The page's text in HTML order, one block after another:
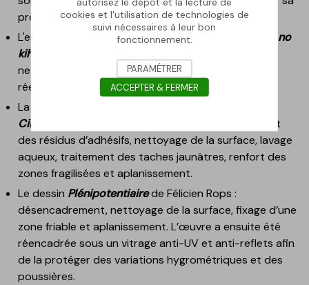
protection.
L'estampe japonaiseEdo hakkei no uchi : Takanawa no
kihan
nettoyage de la surface, aplanissement et
réencadrement sous vitre anti-UV et anti-reflets.
La revue
Cinquième année, n°108 du 15 octobre 1893
: retrait
des résidus d’adhésifs, nettoyage de la surface, lavage
aqueux, traitement des taches jaunâtres, renfort des
zones fragilisées et aplanissement.
Le dessin Plénipotentiairede Félicien Rops :
désencadrement, nettoyage de la surface, fixage d’une
zone friable et aplanissement. L’œuvre a ensuite été
réencadrée sous un vitrage anti-UV et anti-reflets afin
de la protéger des variations hygrométriques et des
poussières.
cookies et l'utilisation de technologies de
suivi nécessaires à leur bon
fonctionnement.
PARAMÉTRER
ACCEPTER & FERMER